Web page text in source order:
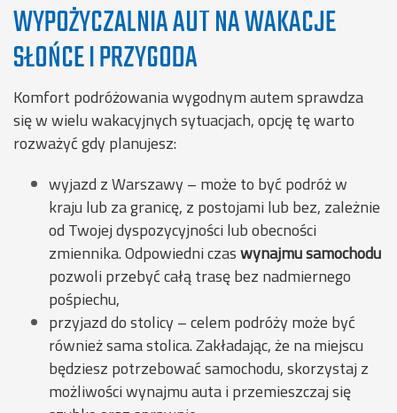
WYPOŻYCZALNIA AUT NA WAKACJE
SŁOŃCE I PRZYGODA
Komfort podróżowania wygodnym autem sprawdza
się w wielu wakacyjnych sytuacjach, opcję tę warto
rozważyć gdy planujesz:
wyjazd z Warszawy – może to być podróż w
kraju lub za granicę, z postojami lub bez, zależnie
od Twojej dyspozycyjności lub obecności
zmiennika. Odpowiedni czaswynajmu samochodu
pozwoli przebyć całą trasę bez nadmiernego
pośpiechu,
przyjazd do stolicy – celem podróży może być
również sama stolica. Zakładając, że na miejscu
będziesz potrzebować samochodu, skorzystaj z
możliwości wynajmu auta i przemieszczaj się